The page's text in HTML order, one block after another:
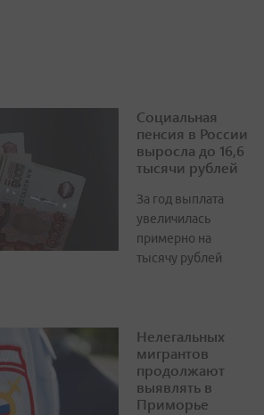
Социальная
пенсия в России
выросла до 16,6
тысячи рублей
За год выплата
увеличилась
примерно на
тысячу рублей
Нелегальных
мигрантов
продолжают
выявлять в
Приморье